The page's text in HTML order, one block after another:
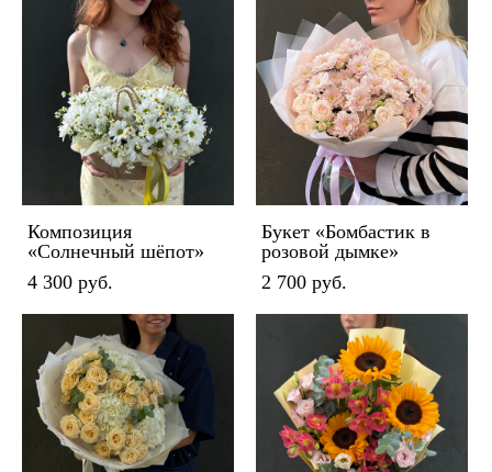
Композиция
«Солнечный шёпот»
4 300 pуб.
Букет «Бомбастик в
розовой дымке»
2 700 pуб.